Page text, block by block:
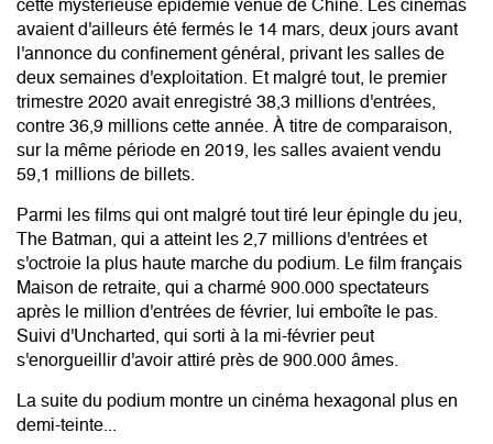
cette mystérieuse épidémie venue de Chine. Les cinémas
avaient d'ailleurs été fermés le 14 mars, deux jours avant
l'annonce du confinement général, privant les salles de
deux semaines d'exploitation. Et malgré tout, le premier
trimestre 2020 avait enregistré 38,3 millions d'entrées,
contre 36,9 millions cette année. À titre de comparaison,
sur la même période en 2019, les salles avaient vendu
59,1 millions de billets.
Parmi les films qui ont malgré tout tiré leur épingle du jeu,
The Batman, qui a atteint les 2,7 millions d'entrées et
s'octroie la plus haute marche du podium. Le film français
Maison de retraite, qui a charmé 900.000 spectateurs
après le million d'entrées de février, lui emboîte le pas.
Suivi d'Uncharted, qui sorti à la mi-février peut
s'enorgueillir d'avoir attiré près de 900.000 âmes.
La suite du podium montre un cinéma hexagonal plus en
demi-teinte...